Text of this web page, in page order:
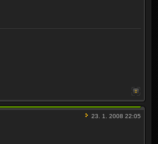
23. 1. 2008 22:05